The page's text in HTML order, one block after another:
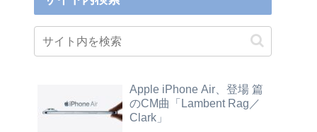
Apple iPhone Air、登場 篇
のCM曲「Lambent Rag／
Clark」